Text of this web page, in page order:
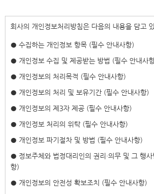
회사의 개인정보처리방침은 다음의 내용을 담고
● 수집하는 개인정보 항목 (필수 안내사항)
● 개인정보 수집 및 제공받는 방법 (필수 안내사
● 개인정보의 처리목적 (필수 안내사항)
● 개인정보의 처리 및 보유기간 (필수 안내사항)
● 개인정보의 제3자 제공 (필수 안내사항)
● 개인정보 처리의 위탁 (필수 안내사항)
● 개인정보 파기절차 및 방법 (필수 안내사항)
● 정보주체와 법정대리인의 권리·의무 및 그 행
항)
● 개인정보의 안전성 확보조치 (필수 안내사항)